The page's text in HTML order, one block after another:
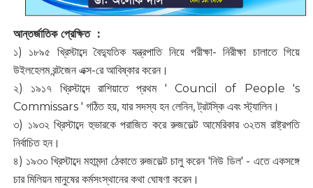
আন্তর্জাতিক প্রেক্ষিত :
১) ১৮৯৫ খ্রিস্টাব্দে বৈদ্যুতিক যন্ত্রপাতি নিয়ে পরীক্ষা- নিরীক্ষা চালাতে গিয়ে
উইলহেলম রন্টজেন এক্স-রে আবিষ্কার করেন।
২) ১৯১৭ খ্রিস্টাব্দে রাশিয়াতে প্রথম ' Council of People 's
Commissars ' গঠিত হয়, যার সদস্য হন লেনিন, ট্রটস্কি এবং স্ট্যালিন।
৩) ১৯৩২ খ্রিস্টাব্দে হুভারকে পরাজিত করে রুজভেল্ট আমেরিকার ৩২তম রাষ্ট্রপতি
নির্বাচিত হন।
৪) ১৯৩৩ খ্রিস্টাব্দে মহামন্দা ঠেকাতে রুজভেল্ট চালু করেন 'নিউ ডিল' - এতে একসঙ্গে
চার মিলিয়ন মানুষের কর্মসংস্থানের কথা ঘোষণা করেন।